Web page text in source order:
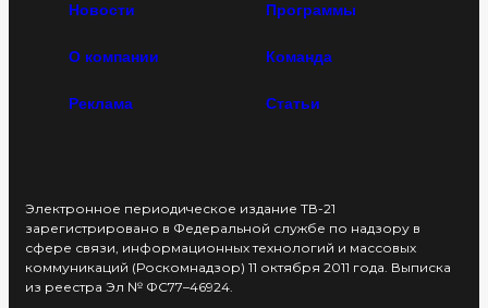
Новости Программы
О компании Команда
Реклама Статьи
Электронное периодическое издание ТВ-21
зарегистрировано в Федеральной службе по надзору в
сфере связи, информационных технологий и массовых
коммуникаций (Роскомнадзор) 11 октября 2011 года. Выписка
из реестра Эл № ФС77–46924.